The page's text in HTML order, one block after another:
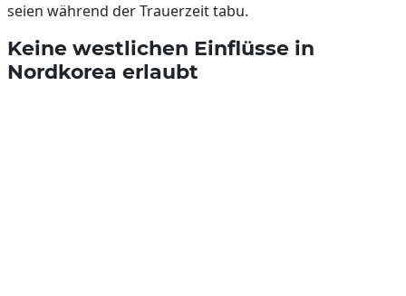
seien während der Trauerzeit tabu.
Keine westlichen Einflüsse in
Nordkorea erlaubt